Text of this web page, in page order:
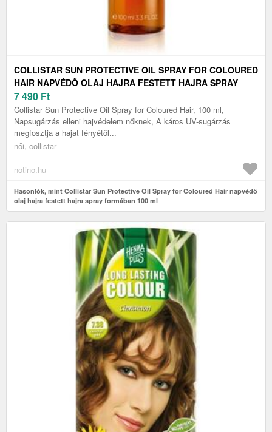
COLLISTAR SUN PROTECTIVE OIL SPRAY FOR COLOURED
HAIR NAPVÉDŐ OLAJ HAJRA FESTETT HAJRA SPRAY
FORMÁBAN 100 ML
7 490 Ft
Collistar Sun Protective Oil Spray for Coloured Hair, 100 ml,
Napsugárzás elleni hajvédelem nőknek, A káros UV-sugárzás
megfosztja a hajat fényétől...
női, collistar
notino.hu
Hasonlók, mint Collistar Sun Protective Oil Spray for Coloured Hair napvédő
olaj hajra festett hajra spray formában 100 ml